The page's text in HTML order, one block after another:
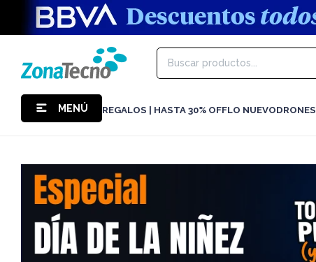
MENÚ REGALOS | HASTA 30% OFFLO NUEVODRONES